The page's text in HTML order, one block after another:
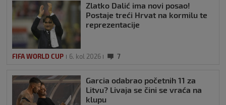
Zlatko Dalić ima novi posao!
Postaje treći Hrvat na kormilu te
reprezentacije
FIFA WORLD CUP 6. kol 2026 7
Garcia odabrao početnih 11 za
Litvu? Livaja se čini se vraća na
klupu